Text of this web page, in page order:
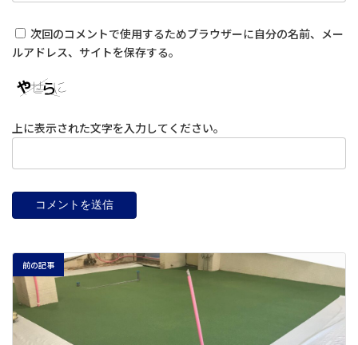
次回のコメントで使用するためブラウザーに自分の名前、メー
ルアドレス、サイトを保存する。
上に表示された文字を入力してください。
前の記事